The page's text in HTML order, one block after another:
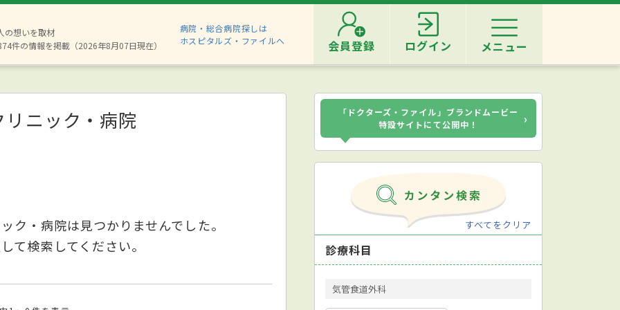
の想いを取材
件の情報を掲載（2026年8月07日現在）
病院・総合病院探しは
ホスピタルズ・ファイルへ
会員登録 ログイン メニュー
リニック・病院
ク・病院は見つかりませんでした。
て検索してください。
「ドクターズ・ファイル」ブランドムービー
特設サイトにて公開中！
›
すべてをクリア
診療科目
気管食道外科